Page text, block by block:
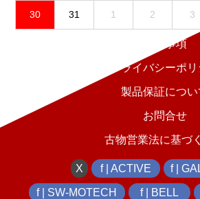
30 31 1 2 3
免責事項
プライバシーポ
製品保証につい
お問合せ
古物営業法に基づ
X f | ACTIVE f |
f | SW-MOTECH f | BELL